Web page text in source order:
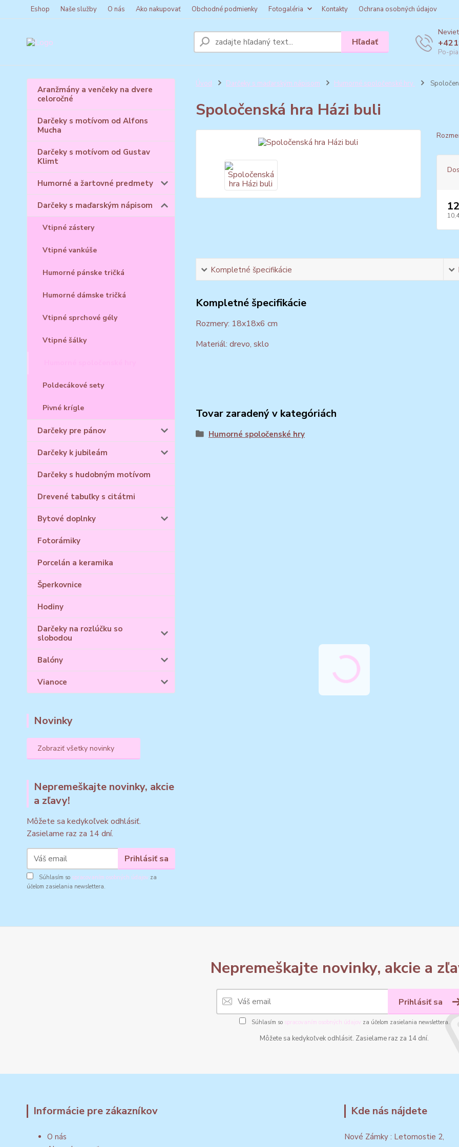
Eshop Naše služby O nás Ako nakupovať Obchodné podmienky Fotogaléria Kontakty Ochrana osobných údajov
Hľadať
Po-
Aranžmány a venčeky na dvere
celoročné
Darčeky s motívom od Alfons
Mucha
Darčeky s motívom od Gustav
Klimt
Humorné a žartovné predmety
Darčeky s maďarským nápisom
Vtipné zástery
Vtipné vankúše
Humorné pánske tričká
Humorné dámske tričká
Vtipné sprchové gély
Vtipné šálky
Poldecákové sety
Pivné krígle
Darčeky pre pánov
Darčeky k jubileám
Darčeky s hudobným motívom
Drevené tabuľky s citátmi
Bytové doplnky
Fotorámiky
Porcelán a keramika
Šperkovnice
Hodiny
Darčeky na rozlúčku so
slobodou
Balóny
Vianoce
Novinky
Zobraziť všetky novinky
Nepremeškajte novinky, akcie
a zľavy!
Môžete sa kedykoľvek odhlásiť.
Zasielame raz za 14 dní.
Prihlásiť sa
Súhlasím so spracovaním osobných údajov za
účelom zasielania newslettera.
Úvod Darčeky s maďarským nápisom Humorné spoločenské hry
Spoločenská hra Házi buli
Kompletné špecifikácie
Kompletné špecifikácie
Rozmery: 18x18x6 cm
Materiál: drevo, sklo
Tovar zaradený v kategóriách
Humorné spoločenské hry
Nepremeškajte novinky, akcie a
Prihlásiť sa
Súhlasím so spracovaním osobných údajov za účelom zasielania newslettera.
Môžete sa kedykoľvek odhlásiť. Zasielame raz za 14 dní.
Informácie pre zákazníkov
O nás
Kde nás nájdete
Nové Zámky : Letomostie 2,